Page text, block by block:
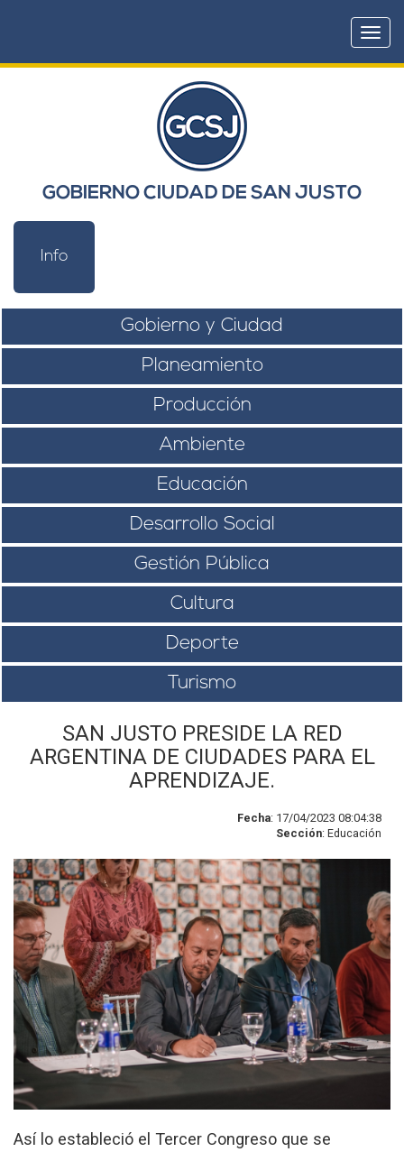
GOBIERNO CIUDAD DE SAN JUSTO
Info
Gobierno y Ciudad
Planeamiento
Producción
Ambiente
Educación
Desarrollo Social
Gestión Pública
Cultura
Deporte
Turismo
SAN JUSTO PRESIDE LA RED
ARGENTINA DE CIUDADES PARA EL
APRENDIZAJE.
Fecha: 17/04/2023 08:04:38
Sección: Educación
Así lo estableció el Tercer Congreso que se